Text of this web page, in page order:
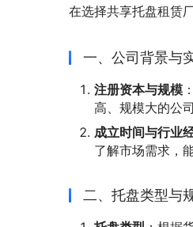
在选择共享托盘租赁
一、公司背景与
注册资本与规模
高、规模大的公
成立时间与行业
了解市场需求，
二、托盘类型与